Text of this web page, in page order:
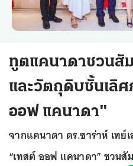
ทูตแคนาดาชวนสั
และวัตถุดิบชั้นเลิ
ออฟ แคนาดา"
จากแคนาดา ดร.ซาร่าห์ เทย์
“เทสต์ ออฟ แคนาดา” ชวน